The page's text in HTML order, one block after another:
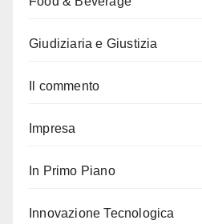
Giudiziaria e Giustizia
Il commento
Impresa
In Primo Piano
Innovazione Tecnologica